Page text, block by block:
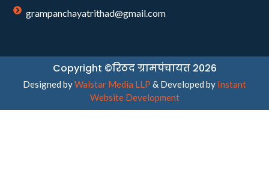
grampanchayatrithad@gmail.com
Copyright ©रिठद ग्रामपंचायत 2026
Designed byWalstar Media LLP & Developed by Instant
Website Development